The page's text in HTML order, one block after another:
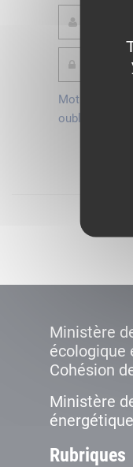
Mot de passe
oublié ?
Ministère
écologique
Cohésion
Ministère
énergétique
Rubriques